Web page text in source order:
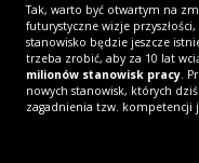
Tak, warto być otwartym na
futurystyczne wizje
stanowisko będzie jeszcze
trzeba zrobić, aby za 10 lat
milionów stanowisk pracy .
nowych stanowisk, których
zagadnienia tzw. kompetencji